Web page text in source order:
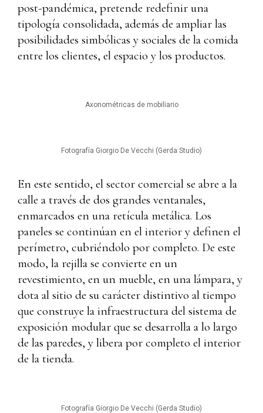
post-pandémica, pretende redefinir una
tipología consolidada, además de ampliar las
posibilidades simbólicas y sociales de la comida
entre los clientes, el espacio y los productos.
Axonométricas de mobiliario
Fotografía Giorgio De Vecchi (Gerda Studio)
En este sentido, el sector comercial se abre a la
calle a través de dos grandes ventanales,
enmarcados en una retícula metálica. Los
paneles se continúan en el interior y definen el
perímetro, cubriéndolo por completo. De este
modo, la rejilla se convierte en un
revestimiento, en un mueble, en una lámpara, y
dota al sitio de su carácter distintivo al tiempo
que construye la infraestructura del sistema de
exposición modular que se desarrolla a lo largo
de las paredes, y libera por completo el interior
de la tienda.
Fotografía Giorgio De Vecchi (Gerda Studio)